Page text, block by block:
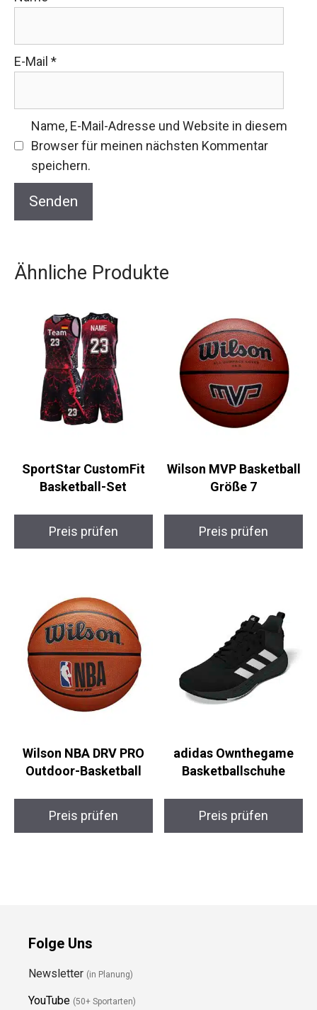
E-Mail *
Name, E-Mail-Adresse und Website in diesem
Browser für meinen nächsten Kommentar
speichern.
Ähnliche Produkte
SportStar CustomFit
Basketball-Set
Preis prüfen
Wilson MVP Basketball
Größe 7
Preis prüfen
Wilson NBA DRV PRO
Outdoor-Basketball
Preis prüfen
adidas Ownthegame
Basketballschuhe
Preis prüfen
Folge Uns
Newsletter (in Planung)
YouTube (50+ Sportarten)